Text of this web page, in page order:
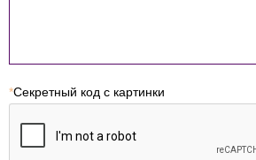
*Секретный код с картинки